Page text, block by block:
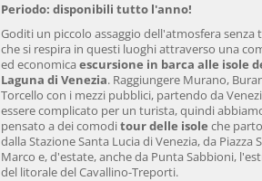
Periodo: disponibili tutto l'anno!
Goditi un piccolo assaggio dell'atmosfera senza
che si respira in questi luoghi attraverso una
ed economica escursione in barca alle isole
Laguna di Venezia. Raggiungere Murano,
Torcello con i mezzi pubblici, partendo da
essere complicato per un turista, quindi
pensato a dei comoditour delle isole che
dalla Stazione Santa Lucia di Venezia, da Piazza
Marco e, d'estate, anche da Punta Sabbioni,
del litorale del Cavallino-Treporti.